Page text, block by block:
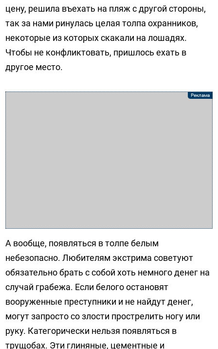
цену, решила въехать на пляж с другой стороны,
так за нами ринулась целая толпа охранников,
некоторые из которых скакали на лошадях.
Чтобы не конфликтовать, пришлось ехать в
другое место.
А вообще, появляться в толпе белым
небезопасно. Любителям экстрима советуют
обязательно брать с собой хоть немного денег на
случай грабежа. Если белого остановят
вооруженные преступники и не найдут денег,
могут запросто со злости прострелить ногу или
руку. Категорически нельзя появляться в
трущобах. Эти глиняные, цементные и